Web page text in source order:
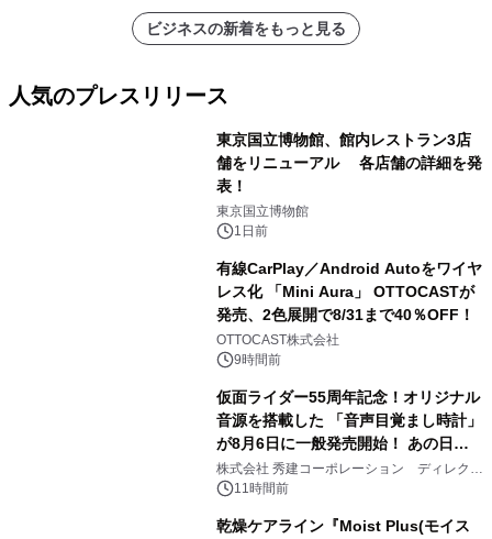
ビジネスの新着をもっと見る
人気のプレスリリース
東京国立博物館、館内レストラン3店
舗をリニューアル 各店舗の詳細を発
表！
東京国立博物館
1日前
有線CarPlay／Android Autoをワイヤ
レス化 「Mini Aura」 OTTOCASTが
発売、2色展開で8/31まで40％OFF！
OTTOCAST株式会社
9時間前
仮面ライダー55周年記念！オリジナル
音源を搭載した 「音声目覚まし時計」
が8月6日に一般発売開始！ あの日の
大興奮が今甦る
株式会社 秀建コーポレーション ディレクト
アートギャラリー
11時間前
乾燥ケアライン『Moist Plus(モイス